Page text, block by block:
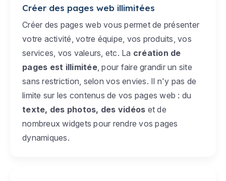
Créer des pages web illimitées
Créer des pages web vous permet de présenter
votre activité, votre équipe, vos produits, vos
services, vos valeurs, etc. La création de
pages est illimitée, pour faire grandir un site
sans restriction, selon vos envies. Il n'y pas de
limite sur les contenus de vos pages web : du
texte, des photos, des vidéos et de
nombreux widgets pour rendre vos pages
dynamiques.